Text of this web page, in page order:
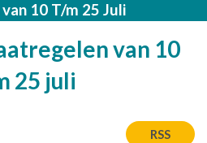
10 T/m 25 Juli
van 10
25 juli
RSS